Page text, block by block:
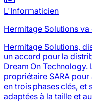
L'Informaticien
Hermitage Solutions
Hermitage Solutions,
un accord pour la
Dream On
propriétaire SARA
en trois phases clés, et
adaptées à la taille et